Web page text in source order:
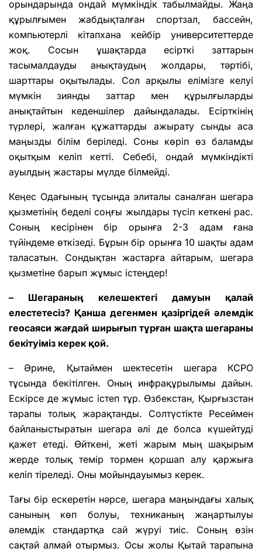
орындарында ондай мүмкіндік табылмайды. Жаңа
құрылғымен жабдықталған спортзал, бассейн,
компьютерлі кітапхана кейбір университеттерде
жоқ. Сосын ұшақтарда есірткі заттарын
тасымалдауды анықтаудың жолдары, тәртібі,
шарттары оқытылады. Сол арқылы елімізге келуі
мүмкін зиянды заттар мен құрылғыларды
анықтайтын кеденшілер дайындалады. Есірткінің
түрлері, жалған құжаттарды ажырату сынды аса
маңызды білім беріледі. Соны көріп өз баламды
оқытқым келіп кетті. Себебі, ондай мүмкіндікті
ауылдың жастары мүлде білмейді.
Кеңес Одағының тұсында элиталы саналған шегара
қызметінің беделі соңғы жылдары түсіп кеткені рас.
Соның кесірінен бір орынға 2-3 адам ғана
түйіндеме өткізеді. Бұрын бір орынға 10 шақты адам
таласатын. Сондықтан жастарға айтарым, шегара
қызметіне барып жұмыс істеңдер!
– Шегараның келешектегі дамуын қалай
елестетесіз? Қанша дегенмен қазіргідей әлемдік
геосаяси жағдай ширығып тұрған шақта шегараны
бекітуіміз керек қой.
– Әрине, Қытаймен шектесетін шегара КСРО
тұсында бекітілген. Оның инфрақұрылымы дайын.
Ескірсе де жұмыс істеп тұр. Өзбекстан, Қырғызстан
тарапы толық жарақтанды. Солтүстікте Ресеймен
байланыстыратын шегара әлі де болса күшейтуді
қажет етеді. Өйткені, жеті жарым мың шақырым
жерде толық темір тормен қоршап алу қаржыға
келіп тіреледі. Оны мойындауымыз керек.
Тағы бір ескеретін нәрсе, шегара маңындағы халық
санының көп болуы, техниканың жаңартылуы
әлемдік стандартқа сай жүруі тиіс. Соның өзін
сақтай алмай отырмыз. Осы жолы Қытай тарапына